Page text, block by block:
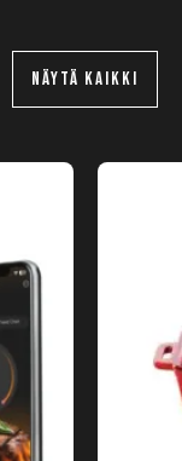
NÄYTÄ KAIKKI